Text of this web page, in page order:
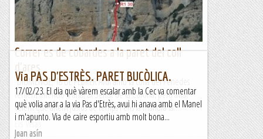
Correr es de cobardes a la paret del coll
DIUMENGE, 18 DE FEBRER Avui amb la colla del Penedes
teníem intenció d'anar al Serrat de la Corona, però aviat
veiem que anem justos de temps i ens fa mandra la...
Els Visas
Via PAS D'ESTRÈS. PARET BUCÒLICA.
17/02/23. El dia què vàrem escalar amb la Cec va comentar
què volia anar a la via Pas d'Etrès, avui hi anava amb el Manel
i m'apunto. Via de caire esportiu amb molt bona...
Joan asín